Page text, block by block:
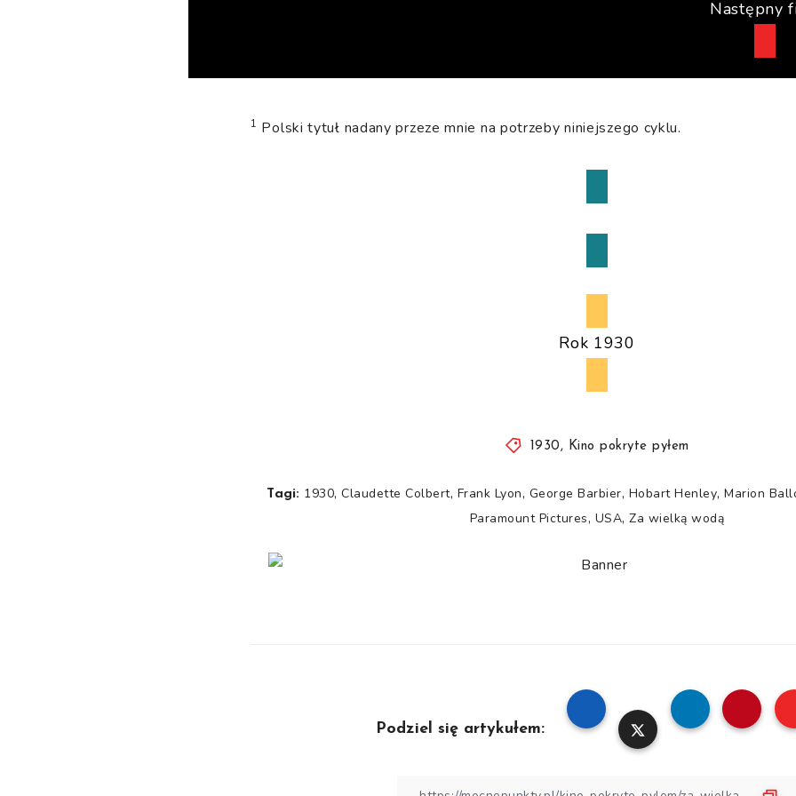
Następny
1 Polski tytuł nadany przeze mnie na potrzeby niniejszego cyklu.
Rok 1930
1930, Kino pokryte pyłem
Tagi: 1930,Claudette Colbert, Frank Lyon, George Barbier, Hobart Henley,Marion
Paramount Pictures, USA,Za wielką wodą
Podziel się artykułem: